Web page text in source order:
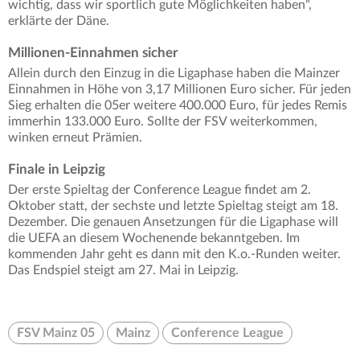
wichtig, dass wir sportlich gute Möglichkeiten haben",
erklärte der Däne.
Millionen-Einnahmen sicher
Allein durch den Einzug in die Ligaphase haben die Mainzer
Einnahmen in Höhe von 3,17 Millionen Euro sicher. Für jeden
Sieg erhalten die 05er weitere 400.000 Euro, für jedes Remis
immerhin 133.000 Euro. Sollte der FSV weiterkommen,
winken erneut Prämien.
Finale in Leipzig
Der erste Spieltag der Conference League findet am 2.
Oktober statt, der sechste und letzte Spieltag steigt am 18.
Dezember. Die genauen Ansetzungen für die Ligaphase will
die UEFA an diesem Wochenende bekanntgeben. Im
kommenden Jahr geht es dann mit den K.o.-Runden weiter.
Das Endspiel steigt am 27. Mai in Leipzig.
FSV Mainz 05 Mainz Conference League